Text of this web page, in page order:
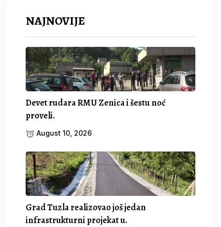
NAJNOVIJE
Devet rudara RMU Zenica i šestu noć
proveli.
August 10, 2026
Grad Tuzla realizovao još jedan
infrastrukturni projekat u.